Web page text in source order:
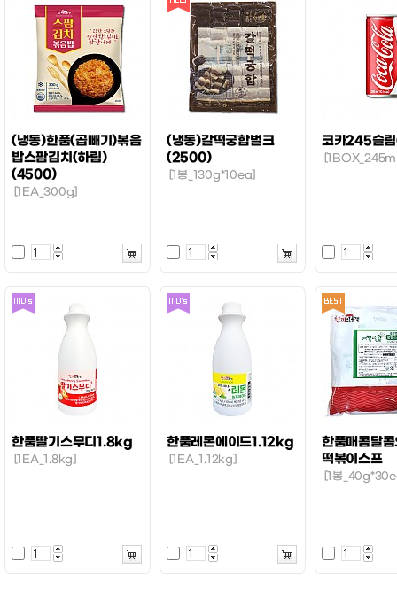
(냉동)한품(곱빼기)볶음
밥스팜김치(하림)
(4500)
[1EA_300g]
(냉동)갈떡궁합벌크
(2500)
[1봉_130g*10ea]
코카245슬
한품딸기스무디1.8kg
[1EA_1.8kg]
한품레몬에이드1.12kg
[1EA_1.12kg]
한품매콤달
떡볶이스프
[1봉